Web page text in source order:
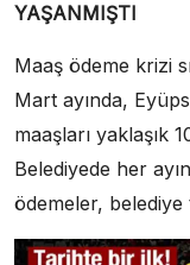
YAŞANMIŞTI
Maaş ödeme krizi
Mart ayında,
maaşları yaklaşık
Belediyede her
ödemeler, belediye